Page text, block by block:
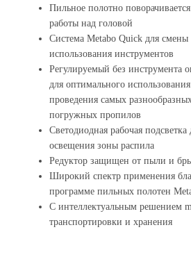
Пильное полотно
работы над головой
Система Metabo Quick для смены
использования инструментов
Регулируемый без инструмента
для оптимального
проведения самых
погружных пропилов
Светодиодная рабочая
освещения зоны распила
Редуктор защищен от пыли и
Широкий спектр применения
программе пильных полотен
С интеллектуальным решением
транспортировки и хранения